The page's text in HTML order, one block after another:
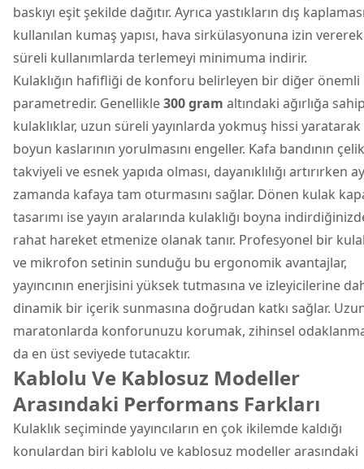
baskıyı eşit şekilde dağıtır. Ayrıca yastıkların dış
kullanılan kumaş yapısı, hava sirkülasyonuna izin
süreli kullanımlarda terlemeyi minimuma indirir.
Kulaklığın hafifliği de konforu belirleyen bir diğer önemli
parametredir. Genellikle300 gram altındaki ağırlığa
kulaklıklar, uzun süreli yayınlarda yokmuş hissi yaratarak
boyun kaslarının yorulmasını engeller. Kafa bandının çelik
takviyeli ve esnek yapıda olması, dayanıklılığı artırırken
zamanda kafaya tam oturmasını sağlar. Dönen kulak
tasarımı ise yayın aralarında kulaklığı boyna
rahat hareket etmenize olanak tanır. Profesyonel bir
ve mikrofon setinin sunduğu bu ergonomik avantajlar,
yayıncının enerjisini yüksek tutmasına ve izleyicilerine
dinamik bir içerik sunmasına doğrudan katkı sağlar.
maratonlarda konforunuzu korumak, zihinsel
da en üst seviyede tutacaktır.
Kablolu Ve Kablosuz Modeller
Arasındaki Performans Farkları
Kulaklık seçiminde yayıncıların en çok ikilemde kaldığı
konulardan biri kablolu ve kablosuz modeller arasındaki